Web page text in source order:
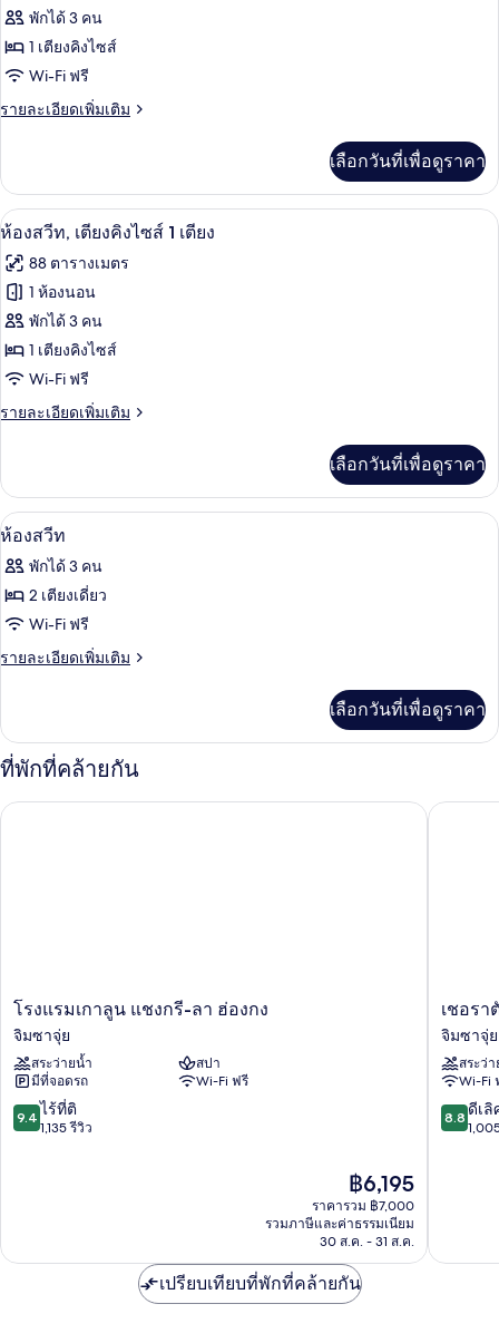
นอน
(King)
ของ
ห้อง
สวีท,
เตียง
ไซส์
เตียง
พักได้ 3 คน
1 เตียงคิงไซส์
Wi-Fi ฟรี
รายละเอียดเพิ่มเติม
ราย
เกี่ยว
กับ
ห้อง
ท,
เตียง
ไซส์
เตียง
เลือกวันที่เพื่อดูราคา
เปิด
ภาพถ่าย
ทั้งหมด
ของ
ห้อง
สวีท,
เตียง
ไซส์
เตียง
มินิบาร์, ตู้นิรภัยในห้องพัก, โต๊ะทำงา
10
ห้องสวีท, เตียงคิงไซส์ 1 เตียง
88 ตารางเมตร
1 ห้องนอน
พักได้ 3 คน
1 เตียงคิงไซส์
Wi-Fi ฟรี
รายละเอียดเพิ่มเติม
ราย
เกี่ยว
กับ
ห้อง
ท,
เตียง
ไซส์
1
เตียง
เลือกวันที่เพื่อดูราคา
เปิด
ภาพถ่าย
ทั้งหมด
ของ
ห้อง
มินิบาร์, ตู้นิรภัยในห้องพัก, โต๊ะทำงา
8
ห้องสวีท
พักได้ 3 คน
2 เตียงเดี่ยว
Wi-Fi ฟรี
รายละเอียดเพิ่มเติม
ราย
เกี่ยว
กับ
ห้อง
ท
เลือกวันที่เพื่อดูราคา
ที่พักที่คล้ายกัน
โรง
แรม
เกา
ลูน
แช
งกรี-
ลา
โรงแรมเกาลูน แชงกรี-ลา ฮ่องกง
จิมซาจุ่ย
สระว่ายน้ำ
สปา
มีที่จอดรถ
Wi-Fi ฟรี
9.4
จาก
9.4 ไร้ที่ติ
1,135 รีวิว
ราคา
ปัจจุบัน
คือ
฿6,195
฿6,195
ราคารวม ฿7,000
รวมภาษีและค่าธรรมเนียม
30 ส.ค. - 31 ส.ค.
โรงแรมเกาลูน แชงกรี-ลา ฮ่องกง
เชอราตั
ฮ่องกง
โฮเต็ล
แอนด์
ทาวเวอร์
จิม
ซา
เชอรา
จิมซาจุ่ย
สระว่
Wi-Fi
8.8
จาก
8.8 ดีเลิ
เชอราตั
เปรียบเทียบที่พักที่คล้ายกัน